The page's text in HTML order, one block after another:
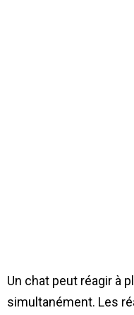
Un chat peut réagir à
simultanément. Les